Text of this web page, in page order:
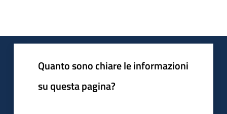
Quanto sono chiare le informazioni
su questa pagina?